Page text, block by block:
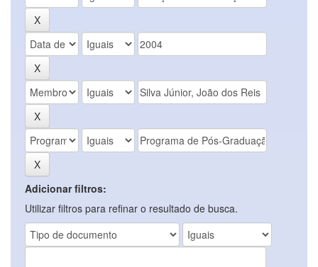
Adicionar filtros:
Utilizar filtros para refinar o resultado de busca.